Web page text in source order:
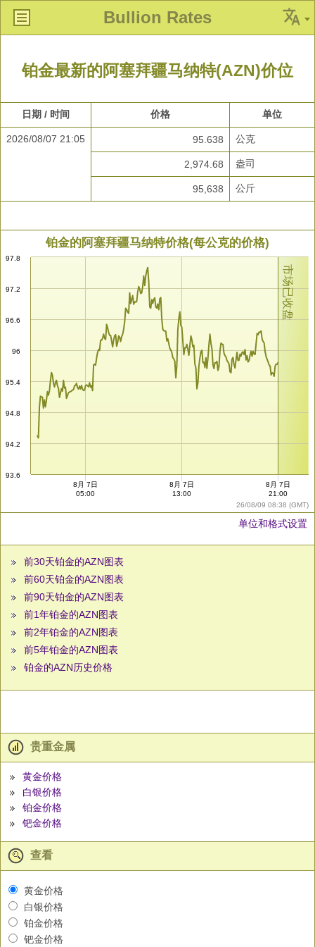
Bullion Rates
铂金最新的阿塞拜疆马纳特(AZN)价位
日期 / 时间 价格 单位
2026/08/07 21:05 95.638 公克
2,974.68 盎司
95,638 公斤
市场已收盘
26/08/09 08:38 (GMT)
铂金的阿塞拜疆马纳特价格(每公克的价格)
93.6
94.2
94.8
95.4
96
96.6
97.2
97.8
8月 7日
05:00
8月 7日
13:00
8月 7日
21:00
单位和格式设置
前30天铂金的AZN图表
前60天铂金的AZN图表
前90天铂金的AZN图表
前1年铂金的AZN图表
前2年铂金的AZN图表
前5年铂金的AZN图表
铂金的AZN历史价格
贵重金属
黄金价格
白银价格
铂金价格
钯金价格
查看
黄金价格
白银价格
铂金价格
钯金价格